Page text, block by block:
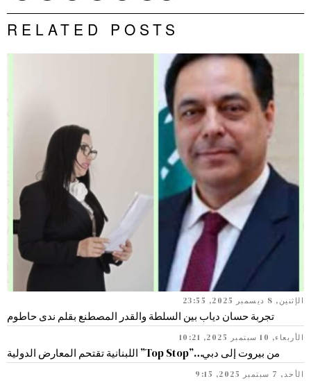
RELATED POSTS
الإثنين, 8 ديسمبر 2025, 23:55
تجربة حسان دياب بين السلطة والقدر المصطنع بقلم ندى حاطوم
الأربعاء, 10 سبتمبر 2025, 10:21
من بيروت إلى دبي…”Top Stop” اللبنانية تقتحم المعارض الدولية
الأحد, 7 سبتمبر 2025, 9:15